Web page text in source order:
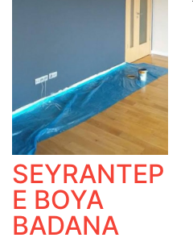
SEYRANTEP
E BOYA
BADANA